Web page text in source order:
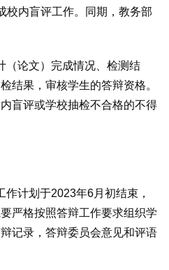
校内盲评工作。同期，教务部
（论文）完成情况、检测结
结果，审核学生的答辩资格。
盲评或学校抽检不合格的不得
计划于2023年6月初结束，
严格按照答辩工作要求组织学
记录，答辩委员会意见和评语